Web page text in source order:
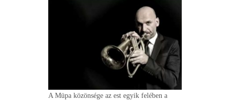
A Müpa közönsége az est egyik felében a